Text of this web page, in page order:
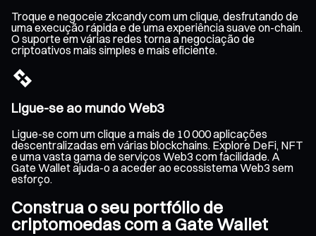
Troque e negoceie zkcandy com um clique, desfrutando de
uma execução rápida e de uma experiência suave on-chain.
O suporte em várias redes torna a negociação de
criptoativos mais simples e mais eficiente.
Ligue-se ao mundo Web3
Ligue-se com um clique a mais de 10 000 aplicações
descentralizadas em várias blockchains. Explore DeFi, NFT
e uma vasta gama de serviços Web3 com facilidade. A
Gate Wallet ajuda-o a aceder ao ecossistema Web3 sem
esforço.
Construa o seu portfólio de
criptomoedas com a Gate Wallet